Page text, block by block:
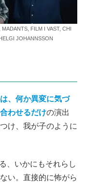
FILM I VAST, CHI
JOHANNSSON
、何か異変に気づ
わせるだけの演出
け、我が子のように
、いかにもそれらし
い。直接的に怖がら